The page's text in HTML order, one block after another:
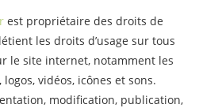
est propriétaire des droits de
les droits d’usage sur tous
le site internet, notamment les
vidéos, icônes et sons.
modification, publication,